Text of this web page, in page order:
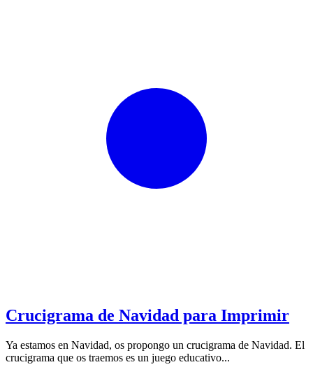
Crucigrama de Navidad para Imprimir
Ya estamos en Navidad, os propongo un crucigrama de Navidad. El
crucigrama que os traemos es un juego educativo...